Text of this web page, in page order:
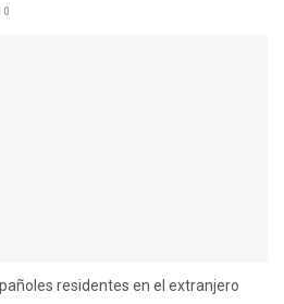
0
residentes en el extranjero